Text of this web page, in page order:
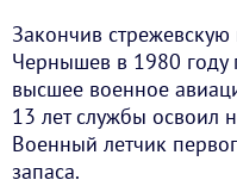
Закончив
Чернышев в 1980 году
высшее военное
13 лет службы освоил
Военный летчик
запаса.